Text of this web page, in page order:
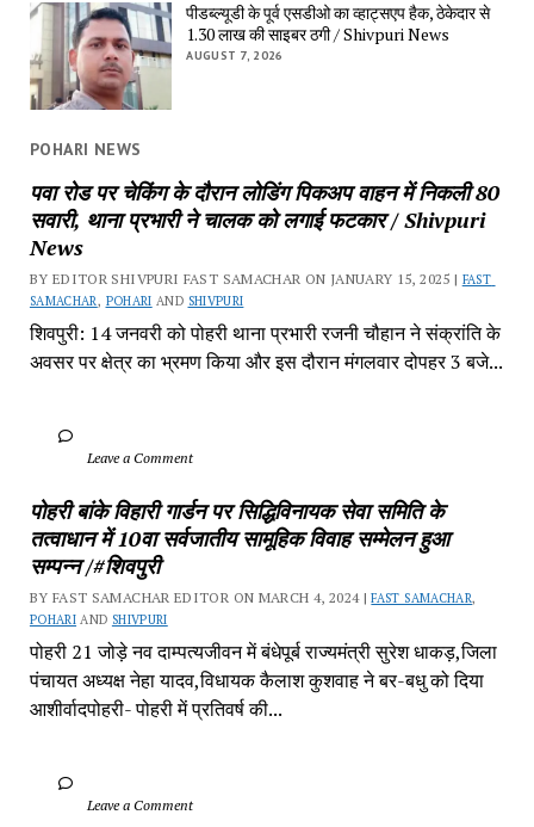
पीडब्ल्यूडी के पूर्व एसडीओ का व्हाट्सएप हैक, ठेकेदार से
1.30 लाख की साइबर ठगी / Shivpuri News
AUGUST 7, 2026
POHARI NEWS
पवा रोड पर चेकिंग के दौरान लोडिंग पिकअप वाहन में निकली 80
सवारी, थाना प्रभारी ने चालक को लगाई फटकार / Shivpuri
News
BY EDITOR SHIVPURI FAST SAMACHAR ON JANUARY 15, 2025 | FAST
SAMACHAR , POHARI AND SHIVPURI
शिवपुरी: 14 जनवरी को पोहरी थाना प्रभारी रजनी चौहान ने संक्रांति के
अवसर पर क्षेत्र का भ्रमण किया और इस दौरान मंगलवार दोपहर 3 बजे...
		Leave a Comment
पोहरी बांके विहारी गार्डन पर सिद्धिविनायक सेवा समिति के
तत्वाधान में 10वा सर्वजातीय सामूहिक विवाह सम्मेलन हुआ
सम्पन्न /#शिवपुरी
BY FAST SAMACHAR EDITOR ON MARCH 4, 2024 | FAST SAMACHAR
POHARI AND SHIVPURI
पोहरी 21 जोड़े नव दाम्पत्यजीवन में बंधेपूर्ब राज्यमंत्री सुरेश धाकड़,जिला
पंचायत अध्यक्ष नेहा यादव,विधायक कैलाश कुशवाह ने बर-बधु को दिया
आशीर्वादपोहरी- पोहरी में प्रतिवर्ष की...
		Leave a Comment